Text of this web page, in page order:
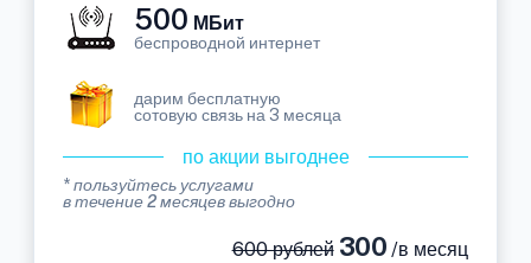
500 МБит
беспроводной интернет
дарим бесплатную
сотовую связь на 3 месяца
по акции выгоднее
* пользуйтесь услугами
в течение 2 месяцев выгодно
600 рублей300 /в месяц